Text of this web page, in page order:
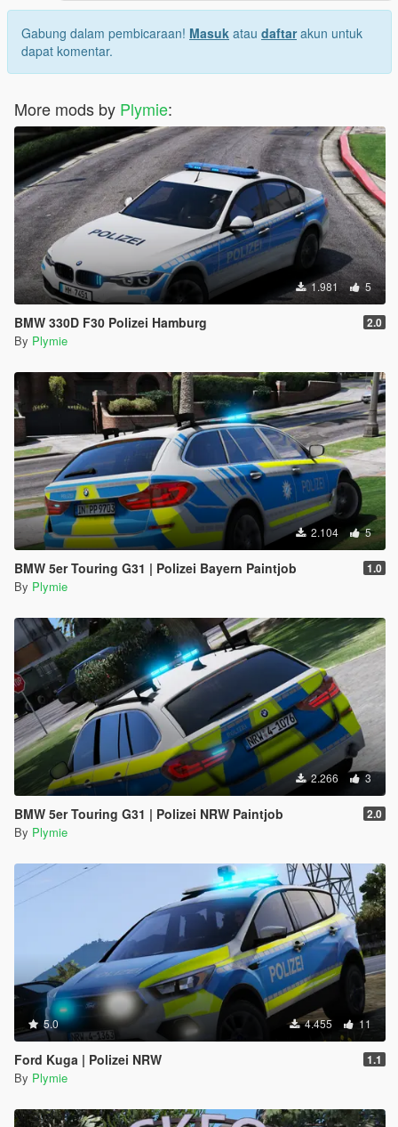
Gabung dalam pembicaraan! Masuk atau daftarakun untuk
dapat komentar.
More mods by Plymie:
1.981 5
BMW 330D F30 Polizei Hamburg 2.0
By Plymie
2.104 5
BMW 5er Touring G31 | Polizei Bayern Paintjob 1.0
By Plymie
2.266 3
BMW 5er Touring G31 | Polizei NRW Paintjob 2.0
By Plymie
5.0 4.455 11
Ford Kuga | Polizei NRW 1.1
By Plymie